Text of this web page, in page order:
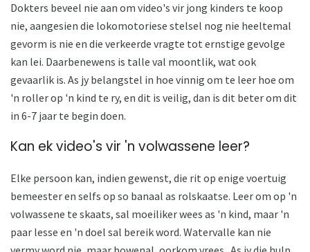
Dokters beveel nie aan om video's vir jong kinders te koop
nie, aangesien die lokomotoriese stelsel nog nie heeltemal
gevorm is nie en die verkeerde vragte tot ernstige gevolge
kan lei. Daarbenewens is talle val moontlik, wat ook
gevaarlik is. As jy belangstel in hoe vinnig om te leer hoe om
'n roller op 'n kind te ry, en dit is veilig, dan is dit beter om dit
in 6-7 jaar te begin doen.
Kan ek video's vir 'n volwassene leer?
Elke persoon kan, indien gewenst, die rit op enige voertuig
bemeester en selfs op so banaal as rolskaatse. Leer om op 'n
volwassene te skaats, sal moeiliker wees as 'n kind, maar 'n
paar lesse en 'n doel sal bereik word. Watervalle kan nie